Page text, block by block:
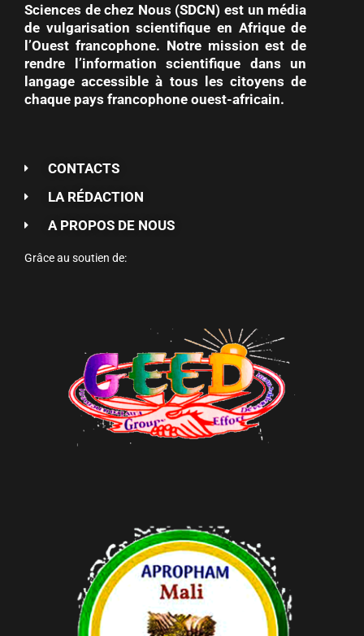
Sciences de chez Nous (SDCN) est un média
de vulgarisation scientifique en Afrique de
l’Ouest francophone. Notre mission est de
rendre l’information scientifique dans un
langage accessible à tous les citoyens de
chaque pays francophone ouest-africain.
CONTACTS
LA RÉDACTION
A PROPOS DE NOUS
Grâce au soutien de: